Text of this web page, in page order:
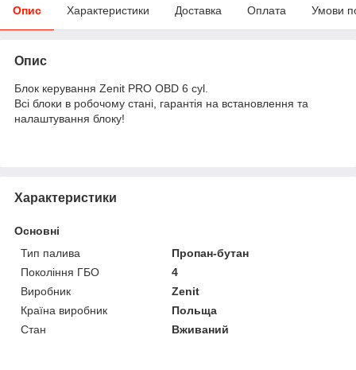
Опис Характеристики Доставка Оплата Умови
Опис
Блок керування Zenit PRO OBD 6 cyl.
Всі блоки в робочому стані, гарантія на встановлення та
налаштування блоку!
Характеристики
Основні
Тип палива
Пропан-бутан
Покоління ГБО
4
Виробник
Zenit
Країна виробник
Польща
Стан
Вживаний